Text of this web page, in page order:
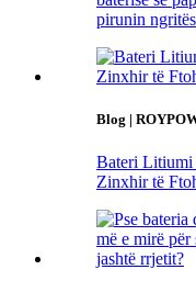
pirunin ngritës
Blog |
Bateri
Zinxhir të